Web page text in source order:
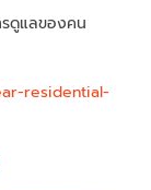
ดูแลของคน
residential-